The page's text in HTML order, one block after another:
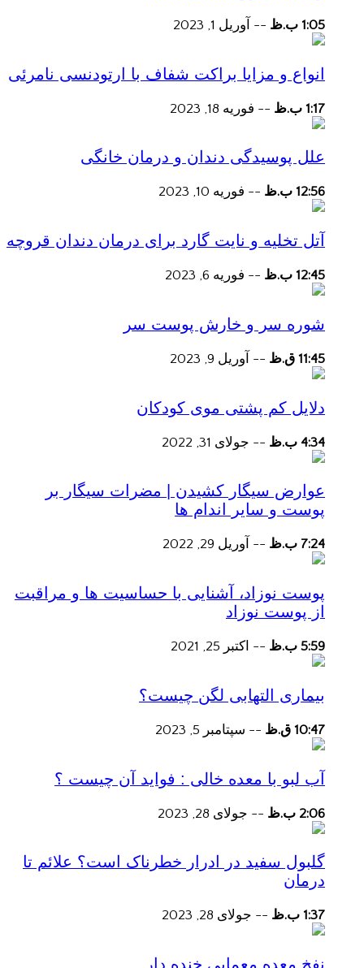
1:05 ب.ظ -- آوریل 1, 2023
انواع و مزایا براکت شفاف با ارتودنسی نامرئی
1:17 ب.ظ -- فوریه 18, 2023
علل پوسیدگی دندان و درمان خانگی
12:56 ب.ظ -- فوریه 10, 2023
آتل تخلیه و نایت گارد برای درمان دندان قروچه
12:45 ب.ظ -- فوریه 6, 2023
شوره سر و خارش پوست سر
11:45 ق.ظ -- آوریل 9, 2023
دلایل کم پشتی موی کودکان
4:34 ب.ظ -- جولای 31, 2022
عوارض سیگار کشیدن | مضرات سیگار بر
پوست و سایر اندام ها
7:24 ب.ظ -- آوریل 29, 2022
پوست نوزاد، آشنایی با حساسیت ها و مراقبت
از پوست نوزاد
5:59 ب.ظ -- اکتبر 25, 2021
بیماری التهابی لگن چیست؟
10:47 ق.ظ -- سپتامبر 5, 2023
آب لبو با معده خالی : فواید آن چیست ؟
2:06 ب.ظ -- جولای 28, 2023
گلبول سفید در ادرار خطرناک است؟ علائم تا
درمان
1:37 ب.ظ -- جولای 28, 2023
نفخ معده معمایی خنده دار